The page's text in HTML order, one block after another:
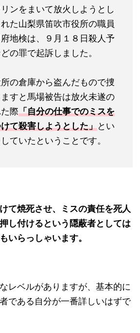
リンをまいて放火しようとし
た山梨県笛吹市役所の職員
地検は、９月１８日殺人予
の罪で起訴しました。
の倉庫から盗んだもので捜
すと馬場被告は放火未遂の
際「自分の仕事でのミスを
て殺害しようとした」とい
ていたということです。
て焼死させ、ミスの責任を死人
し付けるという隠蔽者としては
いらっしゃいます。
レベルがありますが、基本的に
である自分が一番詳しいはずで